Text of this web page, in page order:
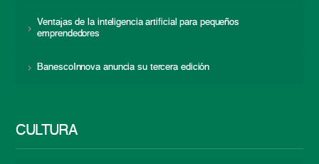
Ventajas de la inteligencia artificial para pequeños
emprendedores
BanescoInnova anuncia su tercera edición
CULTURA